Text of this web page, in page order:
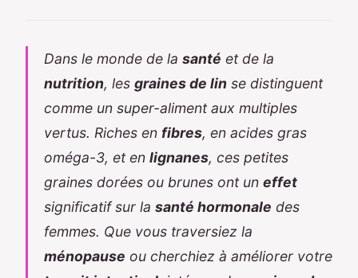
Dans le monde de la santé et de la
nutrition, les graines de lin se distinguent
comme un super-aliment aux multiples
vertus. Riches en fibres, en acides gras
oméga-3, et en lignanes, ces petites
graines dorées ou brunes ont un effet
significatif sur la santé hormonale des
femmes. Que vous traversiez la
ménopause ou cherchiez à améliorer votre